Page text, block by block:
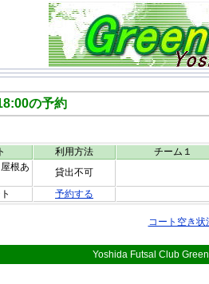
の予約
利用方法
チーム１
根あ
貸出不可
予約する
コート空き状
Yoshida Futsal Club